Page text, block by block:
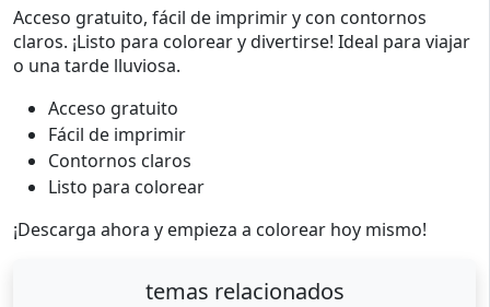
Acceso gratuito, fácil de imprimir y con contornos
claros. ¡Listo para colorear y divertirse! Ideal para viajar
o una tarde lluviosa.
Acceso gratuito
Fácil de imprimir
Contornos claros
Listo para colorear
¡Descarga ahora y empieza a colorear hoy mismo!
temas relacionados